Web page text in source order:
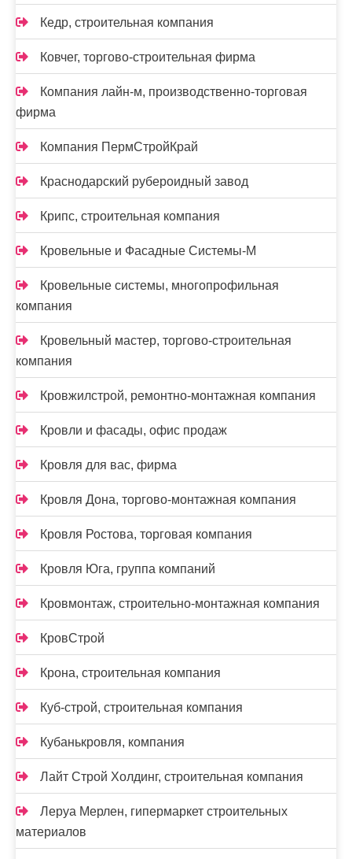
Кедр, строительная компания
Ковчег, торгово-строительная фирма
Компания лайн-м, производственно-торговая
фирма
Компания ПермСтройКрай
Краснодарский рубероидный завод
Крипс, строительная компания
Кровельные и Фасадные Системы-М
Кровельные системы, многопрофильная
компания
Кровельный мастер, торгово-строительная
компания
Кровжилстрой, ремонтно-монтажная компания
Кровли и фасады, офис продаж
Кровля для вас, фирма
Кровля Дона, торгово-монтажная компания
Кровля Ростова, торговая компания
Кровля Юга, группа компаний
Кровмонтаж, строительно-монтажная компания
КровСтрой
Крона, строительная компания
Куб-строй, строительная компания
Кубанькровля, компания
Лайт Строй Холдинг, строительная компания
Леруа Мерлен, гипермаркет строительных
материалов